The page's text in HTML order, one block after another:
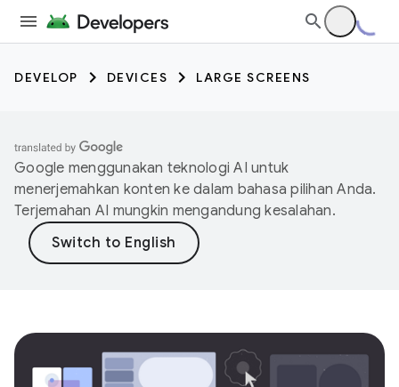
DEVELOP DEVICES LARGE SCREENS
Google menggunakan teknologi AI untuk
menerjemahkan konten ke dalam bahasa pilihan Anda.
Terjemahan AI mungkin mengandung kesalahan.